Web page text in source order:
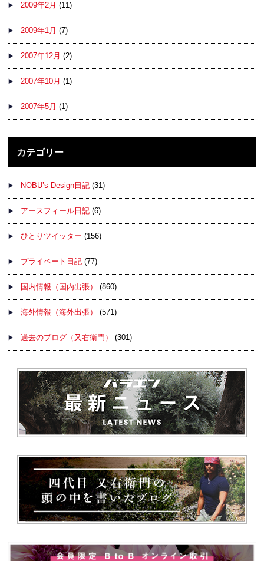
2009年2月 (11)
2009年1月 (7)
2007年12月 (2)
2007年10月 (1)
2007年5月 (1)
カテゴリー
NOBU’s Design日記 (31)
アースフィール日記 (6)
ひとりツイッター (156)
プライベート日記 (77)
国内情報（国内出張） (860)
海外情報（海外出張） (571)
過去のブログ（又右衛門） (301)